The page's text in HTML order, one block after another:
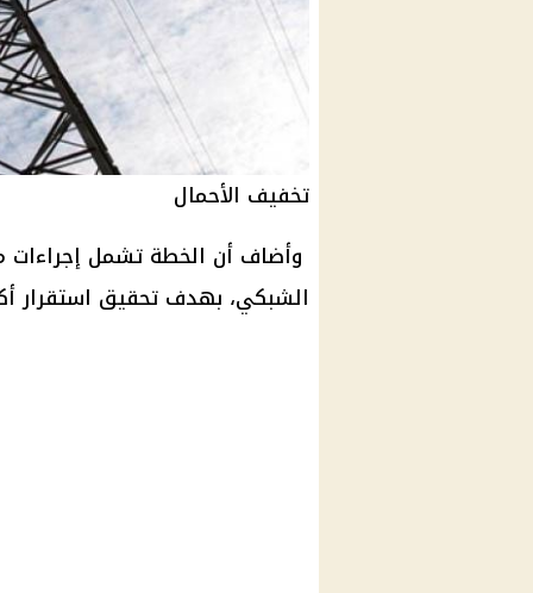
تخفيف الأحمال
وأضاف أن الخطة تشمل إجراءات
الشبكي، بهدف تحقيق استقرار